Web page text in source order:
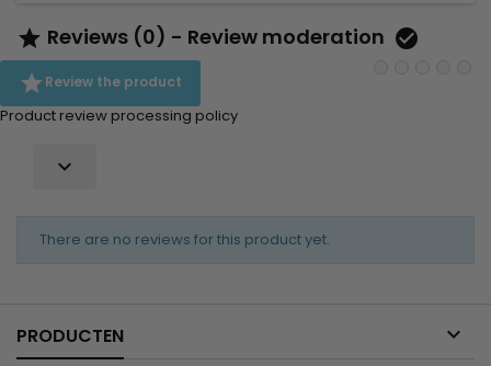
 Reviews (0) - Review moderation 
Review the product
Product review processing policy

There are no reviews for this product yet.
PRODUCTEN 